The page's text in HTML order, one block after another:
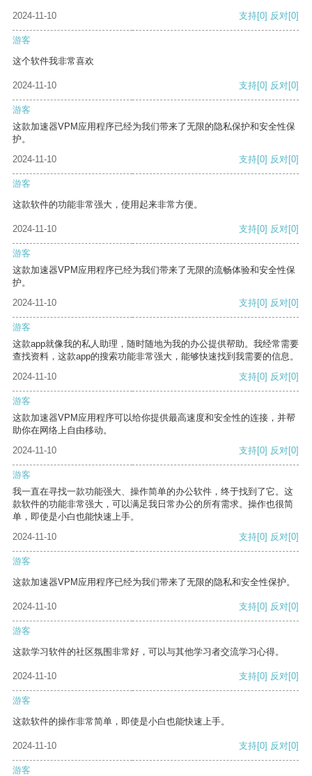
2024-11-10
支持[0] 反对[0]
游客
这个软件我非常喜欢
2024-11-10 支持[0] 反对[0]
游客
这款加速器VPM应用程序已经为我们带来了无限的隐私保护和安全性保
护。
2024-11-10
支持[0] 反对[0]
游客
这款软件的功能非常强大，使用起来非常方便。
2024-11-10 支持[0] 反对[0]
游客
这款加速器VPM应用程序已经为我们带来了无限的流畅体验和安全性保
护。
2024-11-10
支持[0] 反对[0]
游客
这款app就像我的私人助理，随时随地为我的办公提供帮助。我经常需要
查找资料，这款app的搜索功能非常强大，能够快速找到我需要的信息。
2024-11-10
支持[0] 反对[0]
游客
这款加速器VPM应用程序可以给你提供最高速度和安全性的连接，并帮
助你在网络上自由移动。
2024-11-10
支持[0] 反对[0]
游客
我一直在寻找一款功能强大、操作简单的办公软件，终于找到了它。这
款软件的功能非常强大，可以满足我日常办公的所有需求。操作也很简
单，即使是小白也能快速上手。
2024-11-10
支持[0] 反对[0]
游客
这款加速器VPM应用程序已经为我们带来了无限的隐私和安全性保护。
2024-11-10 支持[0] 反对[0]
游客
这款学习软件的社区氛围非常好，可以与其他学习者交流学习心得。
2024-11-10 支持[0] 反对[0]
游客
这款软件的操作非常简单，即使是小白也能快速上手。
2024-11-10 支持[0] 反对[0]
游客